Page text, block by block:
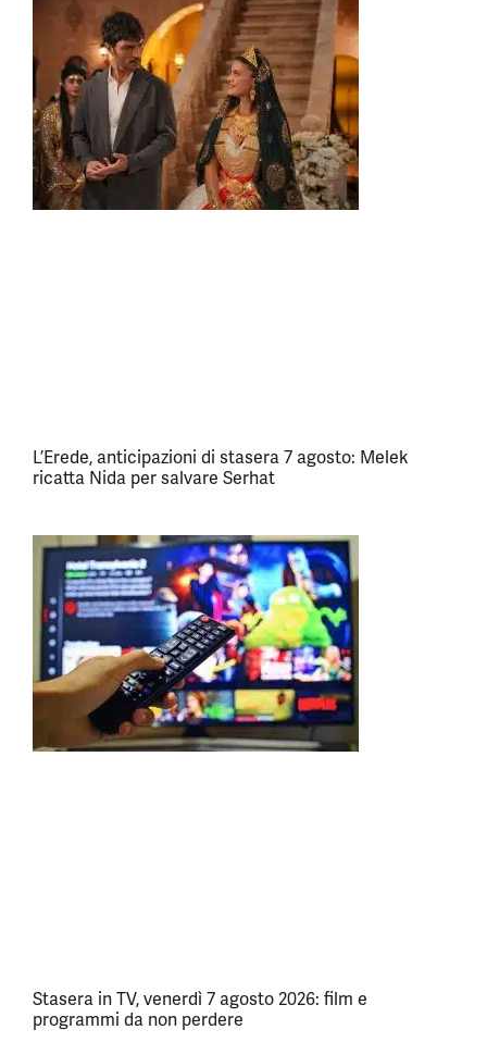
L’Erede, anticipazioni di stasera 7 agosto: Melek
ricatta Nida per salvare Serhat
Stasera in TV, venerdì 7 agosto 2026: film e
programmi da non perdere